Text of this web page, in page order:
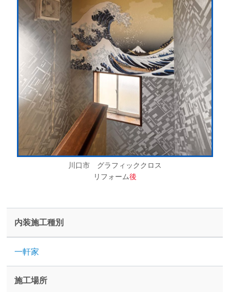
川口市 グラフィッククロス
リフォーム後
内装施工種別
一軒家
施工場所